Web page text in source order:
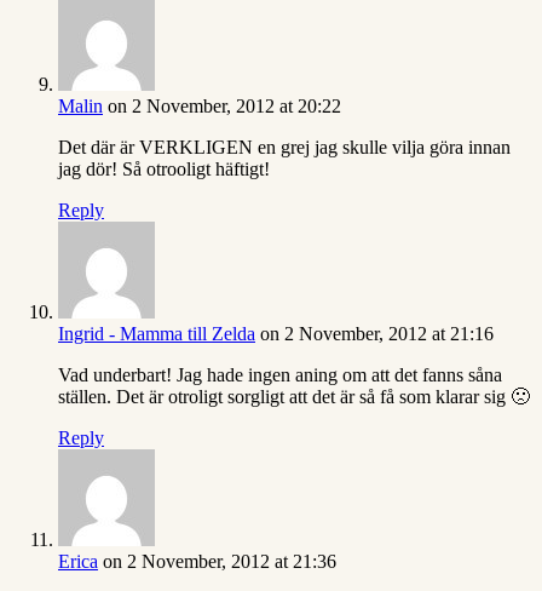
Malin on 2 November, 2012 at 20:22
Det där är VERKLIGEN en grej jag skulle vilja göra innan
jag dör! Så otrooligt häftigt!
Reply
Ingrid - Mamma till Zelda on 2 November, 2012 at 21:16
Vad underbart! Jag hade ingen aning om att det fanns såna
ställen. Det är otroligt sorgligt att det är så få som klarar sig 🙁
Reply
Erica on 2 November, 2012 at 21:36